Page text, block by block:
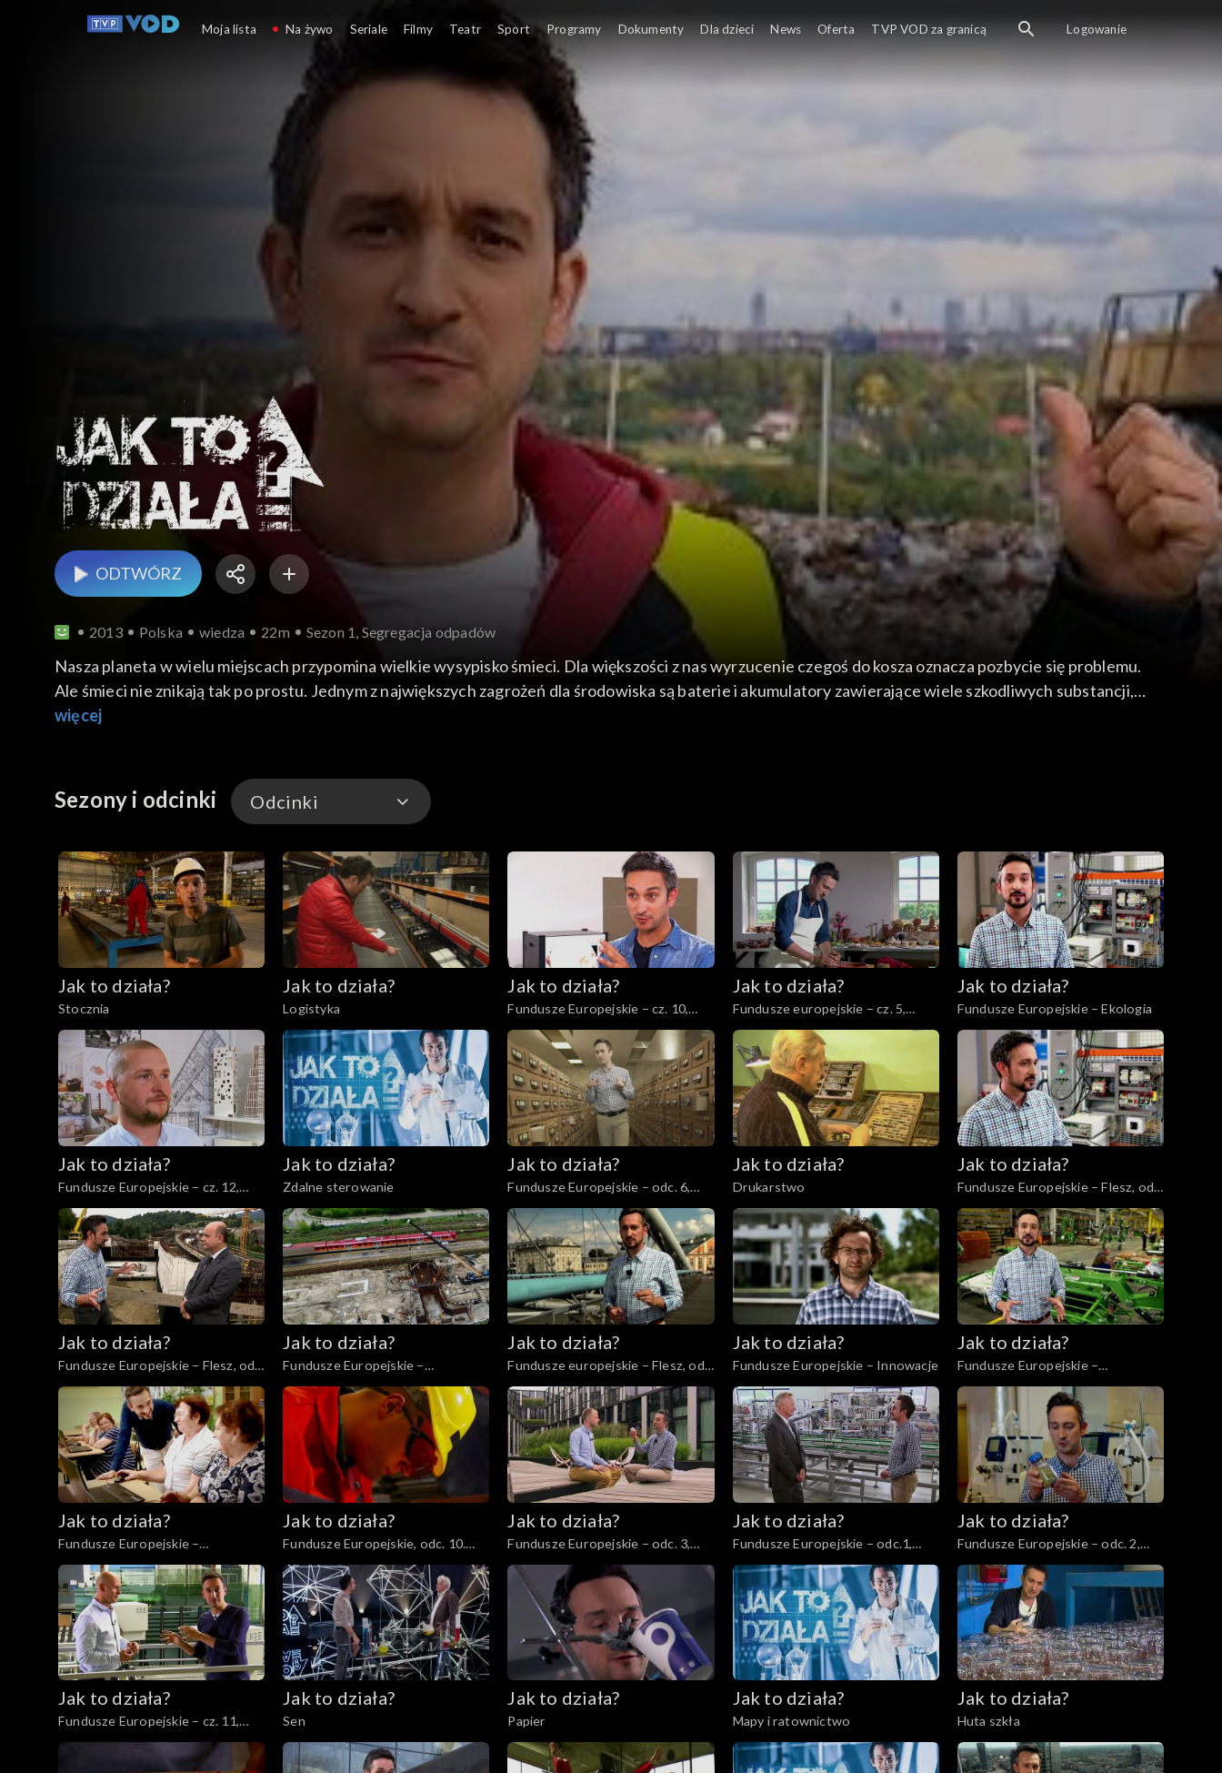
ODTWÓRZ
2013 Polska wiedza 22m Sezon 1, Segregacja odpadów
Nasza planeta w wielu miejscach przypomina wielkie wysypisko śmieci. Dla większości z nas wyrzucenie czegoś do kosza oznacza pozbycie się problemu.
Ale śmieci nie znikają tak po prostu. Jednym z największych zagrożeń dla środowiska są baterie i akumulatory zawierające wiele szkodliwych substancji,
które muszą być odpowiednio zneutralizowane. Na szczęście powstają specjalne zakłady, w których rozbraja się skutecznie nawet takie ekologiczne
więcej
Sezony i odcinki Odcinki
Odcinki
Odcinki
Jak to działa?
Stocznia
Jak to działa?
Logistyka
Jak to działa?
Fundusze Europejskie – cz. 10,
Innowacje
Jak to działa?
Fundusze europejskie – cz. 5,
Rewitalizacja
Jak to działa?
Fundusze Europejskie – Ekologia
Jak to działa?
Fundusze Europejskie – cz. 12,
Wsparcie nowych firm
Jak to działa?
Zdalne sterowanie
Jak to działa?
Fundusze Europejskie – odc. 6,
Polska Cyfrowa
Jak to działa?
Drukarstwo
Jak to działa?
Fundusze Europejskie – Flesz, odc.
9
Jak to działa?
Fundusze Europejskie – Flesz, odc.
8
Jak to działa?
Fundusze Europejskie –
Inwestycje infrastrukturalne
Jak to działa?
Fundusze europejskie – Flesz, odc.
2
Jak to działa?
Fundusze Europejskie – Innowacje
Jak to działa?
Fundusze Europejskie –
Współpraca międzynarodowa
Jak to działa?
Fundusze Europejskie –
Kompetencje cyfrowe
Jak to działa?
Fundusze Europejskie, odc. 10.
Szkolenie pracowników.
Jak to działa?
Fundusze Europejskie – odc. 3,
Młodzi ambitni
Jak to działa?
Fundusze Europejskie – odc.1,
Przedsiębiorcy cz. 1
Jak to działa?
Fundusze Europejskie – odc. 2,
Innowatorzy cz. 1
Jak to działa?
Fundusze Europejskie – cz. 11,
Instrumenty finansowe
Jak to działa?
Sen
Jak to działa?
Papier
Jak to działa?
Mapy i ratownictwo
Jak to działa?
Huta szkła
Moja lista Na żywo Seriale Filmy Teatr Sport Programy Dokumenty Dla dzieci News Oferta TVP VOD za granicą Logowanie